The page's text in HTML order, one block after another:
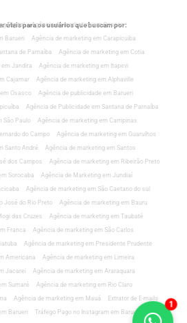
1
úteis para os usuários que buscam por:
Digital
Agência de marketing em Osasco
Barueri
Agência de marketing em Carapicuiba
de Parnaíba
Agência de marketing em Cotia
Jandira
Agência de marketing em Itapevi
Cajamar
Agência de marketing em Alphaville
Osasco
Agência de publicidade em Barueri
Agência de Publicidade em Santana de Parnaíba
São Paulo
Agência de marketing em Campinas
do Campo
Agência de marketing em Guarulhos
Santo André
Agência de marketing em Santos
dos Campos
Agência de marketing em Ribeirão Preto
Sorocaba
Agência de Marketing em Jundiaí
Agência de marketing em São Caetano do sul
José do Rio Preto
Agência de marketing em Bauru
das Cruzes
Agência de marketing em Taubaté
Franca
Agência de marketing em São Carlos
Agência de marketing em Presidente Prudente
Americana
Agência de marketing em Limeira
Jacarei
Agência de marketing em Araraquara
Sumaré
Agência de marketing em Rio Claro
Agência de marketing em Mauá
Extrator de E-mails
Barueri
Tráfego Pago no Instagram em Barueri